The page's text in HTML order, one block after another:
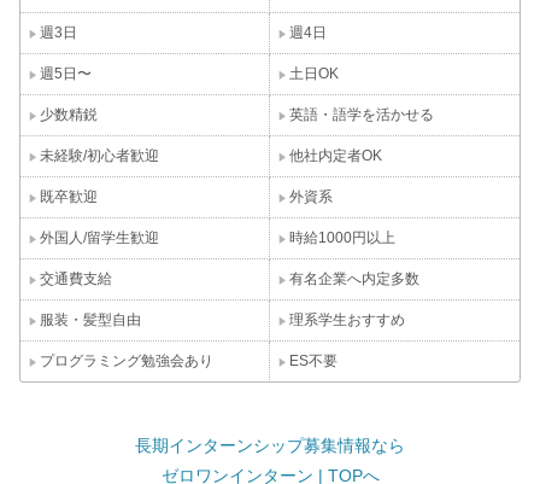
週3日 週4日
週5日〜 土日OK
少数精鋭 英語・語学を活かせる
未経験/初心者歓迎 他社内定者OK
既卒歓迎 外資系
外国人/留学生歓迎 時給1000円以上
交通費支給 有名企業へ内定多数
服装・髪型自由 理系学生おすすめ
プログラミング勉強会あり ES不要
長期インターンシップ募集情報なら
ゼロワンインターン | TOPへ